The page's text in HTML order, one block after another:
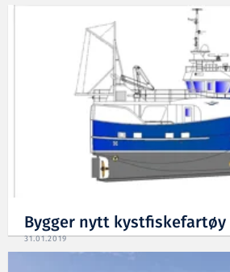
Bygger nytt kystfiskefartøy
31.01.2019